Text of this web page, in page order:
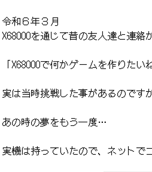
令和６年３月
X68000を通じて昔の友人達と連
「X68000で何かゲームを作りたい
実は当時挑戦した事があるのです
あの時の夢をもう一度…
実機は持っていたので、ネットで